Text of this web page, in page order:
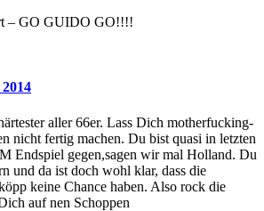
– GO GUIDO GO!!!!
aller 66er. Lass Dich motherfucking-
nicht fertig machen. Du bist quasi in letzten
Endspiel gegen,sagen wir mal Holland. Du
und da ist doch wohl klar, dass die
keine Chance haben. Also rock die
auf nen Schoppen